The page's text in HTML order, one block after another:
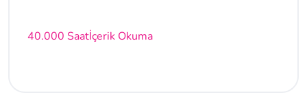
40.000 Saatİçerik Okuma